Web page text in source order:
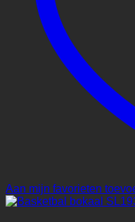
Aan mijn favorieten